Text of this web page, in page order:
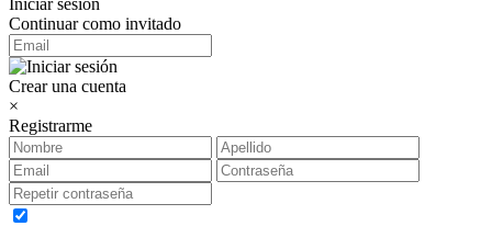
Iniciar sesión
Continuar como invitado
Crear una cuenta
×
Registrarme